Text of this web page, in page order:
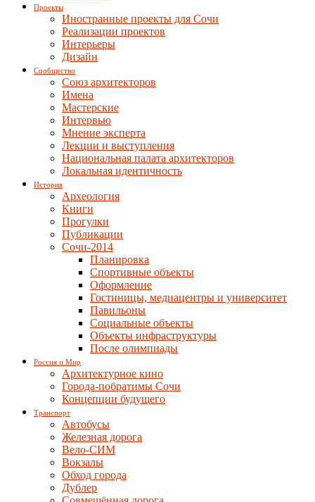
Проекты
Иностранные проекты для Сочи
Реализации проектов
Интерьеры
Дизайн
Сообщество
Союз архитекторов
Имена
Мастерские
Интервью
Мнение эксперта
Лекции и выступления
Национальная палата архитекторов
Локальная идентичность
История
Археология
Книги
Прогулки
Публикации
Сочи-2014
Планировка
Спортивные объекты
Оформление
Гостиницы, медиацентры и университет
Павильоны
Социальные объекты
Объекты инфраструктуры
После олимпиады
Россия и Мир
Архитектурное кино
Города-побратимы Сочи
Концепции будущего
Транспорт
Автобусы
Железная дорога
Вело-СИМ
Вокзалы
Обход города
Дублер